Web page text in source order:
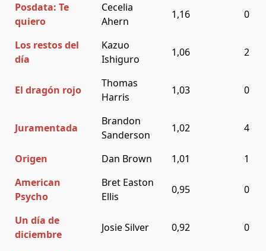
Posdata: Te
quiero
Cecelia
Ahern
1,16 0
Los restos del
día
Kazuo
Ishiguro
1,06 2
El dragón rojo
Thomas
Harris
1,03 0
Juramentada
Brandon
Sanderson
1,02 4
Origen Dan Brown 1,01
1
American
Psycho
Bret Easton
Ellis
0,95 0
Un día de
diciembre
Josie Silver 0,92 0